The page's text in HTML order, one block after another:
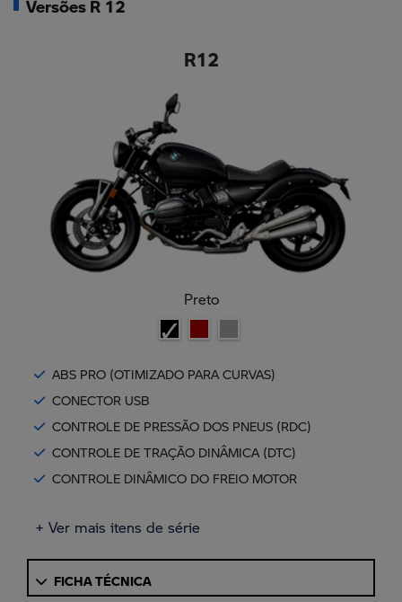
R12
Preto
ABS PRO (OTIMIZADO PARA CURVAS)
CONECTOR USB
CONTROLE DE PRESSÃO DOS PNEUS (RDC)
CONTROLE DE TRAÇÃO DINÂMICA (DTC)
CONTROLE DINÂMICO DO FREIO MOTOR
+ Ver mais itens de série
FICHA TÉCNICA